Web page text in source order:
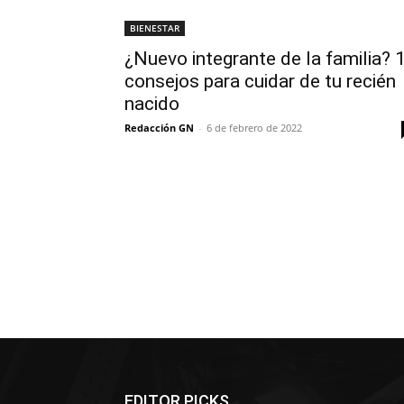
BIENESTAR
¿Nuevo integrante de la familia?
consejos para cuidar de tu recién
nacido
Redacción GN - 6 de febrero de 2022